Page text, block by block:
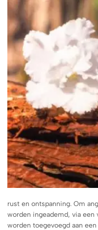
rust en ontspanning. Om
worden ingeademd, via
worden toegevoegd aan